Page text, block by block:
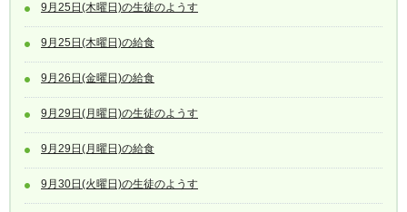
9月25日(木曜日)の生徒のようす
9月25日(木曜日)の給食
9月26日(金曜日)の給食
9月29日(月曜日)の生徒のようす
9月29日(月曜日)の給食
9月30日(火曜日)の生徒のようす